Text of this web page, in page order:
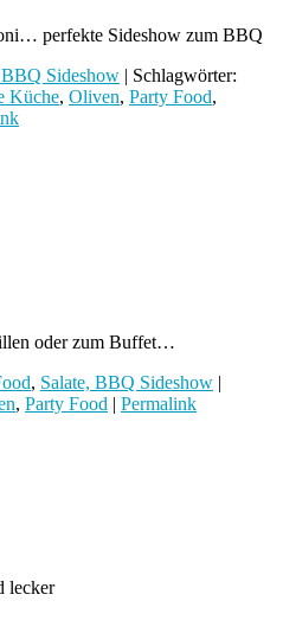
perfekte Sideshow zum BBQ
BBQ Sideshow | Schlagwörter:
Küche, Oliven, Party Food,
oder zum Buffet…
, Salate, BBQ Sideshow |
, Party Food | Permalink
lecker